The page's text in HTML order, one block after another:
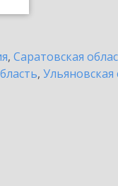
, Саратовская
, Ульяновская